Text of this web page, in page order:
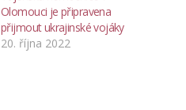
Olomouci je připravena
přijmout ukrajinské vojáky
20. října 2022